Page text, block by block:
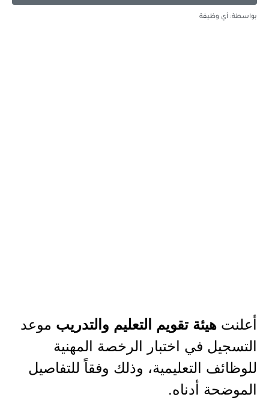
بواسطة: أي وظيفة
أعلنت هيئة تقويم التعليم والتدريب موعد
التسجيل في ⁧اختبار الرخصة المهنية
للوظائف التعليمية، وذلك وفقاً للتفاصيل
الموضحة أدناه.